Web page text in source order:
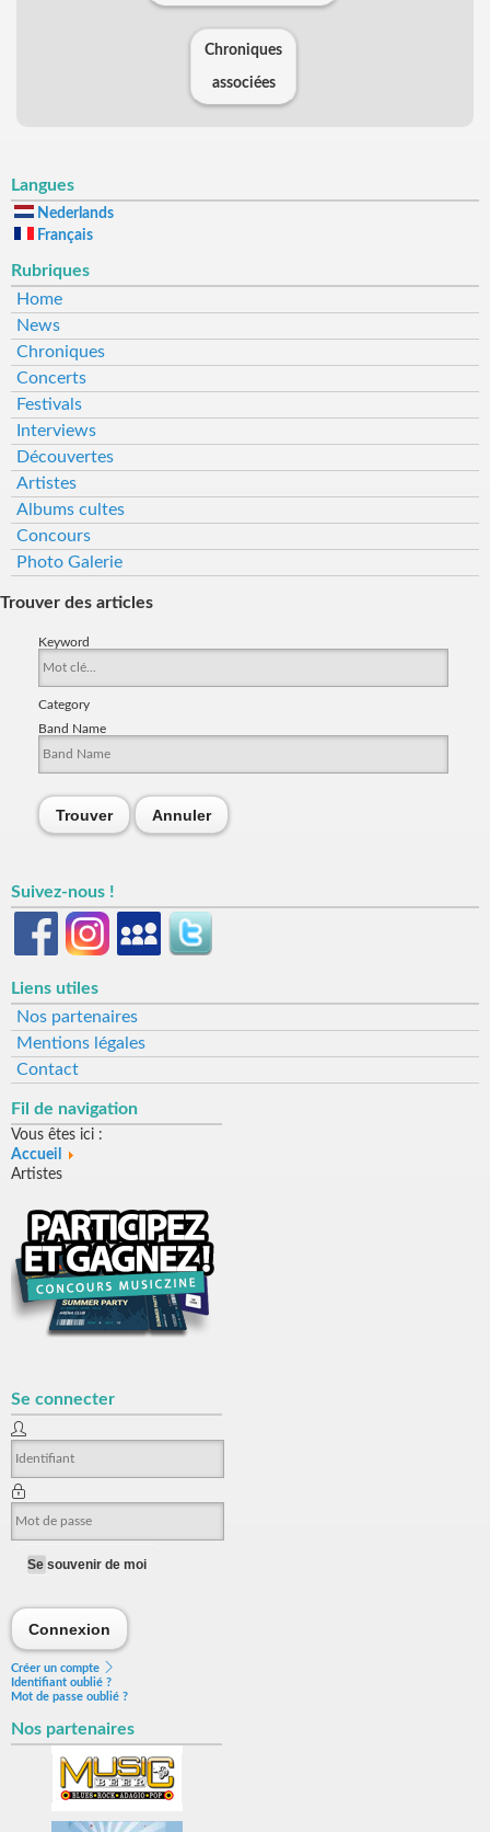
Chroniques
associées
Langues
Nederlands
Français
Rubriques
Home
News
Chroniques
Concerts
Festivals
Interviews
Découvertes
Artistes
Albums cultes
Concours
Photo Galerie
Trouver des articles
Keyword
Category
Band Name
Trouver Annuler
Suivez-nous !
Liens utiles
Nos partenaires
Mentions légales
Contact
Fil de navigation
Vous êtes ici :
Accueil
Artistes
Se connecter
Se souvenir de moi
Connexion
Créer un compte
Identifiant oublié ?
Mot de passe oublié ?
Nos partenaires